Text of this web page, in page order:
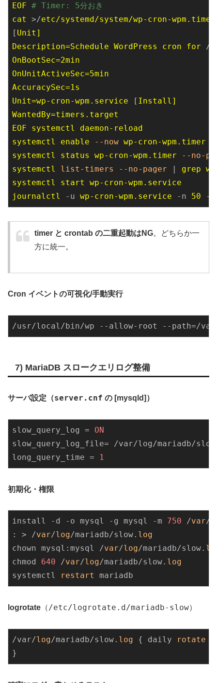
EOF # Timer: 5分おき
cat >/etc/systemd/system/wp-cron-wpm.
[ Unit]
Description=Schedule WordPress cron for /
OnBootSec=
OnUnitActiveSec=
AccuracySec=
Unit=wp-cron-wpm. service [ Install]
WantedBy=timers.
EOF systemctl
systemctl enable --now wp-cron-wpm. timer
systemctl status wp-cron-wpm. timer
--no-
systemctl list-timers --no-pager | grep
systemctl start wp-cron-wpm.
journalctl
-u wp-cron-wpm. service -n 50 --
timer と crontab の二重起動はNG。どちらか一
方に統一。
Cron イベントの可視化/手動実行
/usr/local/bin/wp --allow-root --path=/
7) MariaDB スロークエリログ整備
サーバ設定（server.cnf の [mysqld]）
slow_query_log = ON
slow_query_log_file
long_query_time = 1
初期化・権限
install -d -o mysql -g mysql -m 750 /var/
: > /var/log/mariadb/slow. log
chown mysql:mysql /var/log/mariadb/slow.
chmod 640 /var/log/mariadb/slow. log
systemctl
restart
logrotate （/etc/logrotate.d/mariadb-slow）
/var/log/mariadb/slow. log { daily rotate